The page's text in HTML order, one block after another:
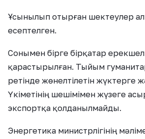
Ұсынылып отырған шектеулер
есептелген.
Сонымен бірге бірқатар
қарастырылған. Тыйым
ретінде жөнелтілетін жүктерге
Үкіметінің шешімімен жүзеге
экспортқа қолданылмайды.
Энергетика министрлігінің